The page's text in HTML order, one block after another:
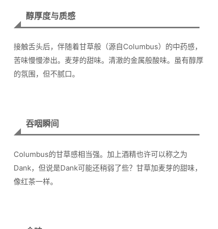
醇厚度与质感
接触舌头后，伴随着甘草般（源自Columbus）的中药感，
苦味慢慢渗出。麦芽的甜味。清澈的金属般酸味。虽有醇厚
的氛围，但不腻口。
吞咽瞬间
Columbus的甘草感相当强。加上酒精也许可以称之为
Dank，但说是Dank可能还稍弱了些？甘草加麦芽的甜味，
像红茶一样。